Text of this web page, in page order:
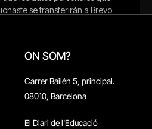
ON SOM?
Carrer Bailén 5, principal.
08010, Barcelona
El Diari de l'Educació